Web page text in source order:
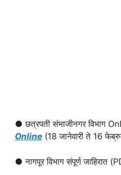
● छत्रपती संभाजीनगर विभाग
Online (18 जानेवारी ते 16
● नागपूर विभाग संपूर्ण जाहिरात